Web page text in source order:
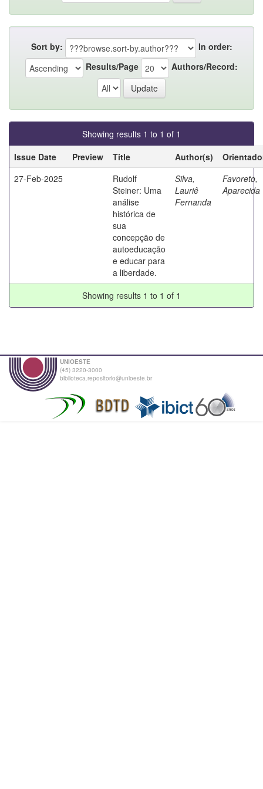
Sort by:
In order:
Results/Page
Authors/Record:
Showing results 1 to 1 of 1
Issue Date
Preview Title Author(s)
27-Feb-2025
Rudolf
Steiner: Uma
análise
histórica de
sua
concepção de
autoeducação
e educar para
a liberdade.
Silva,
Lauriê
Fernanda
Favoreto,
Aparecida
Showing results 1 to 1 of 1
UNIOESTE
(45) 3220-3000
biblioteca.repositorio@unioeste.br